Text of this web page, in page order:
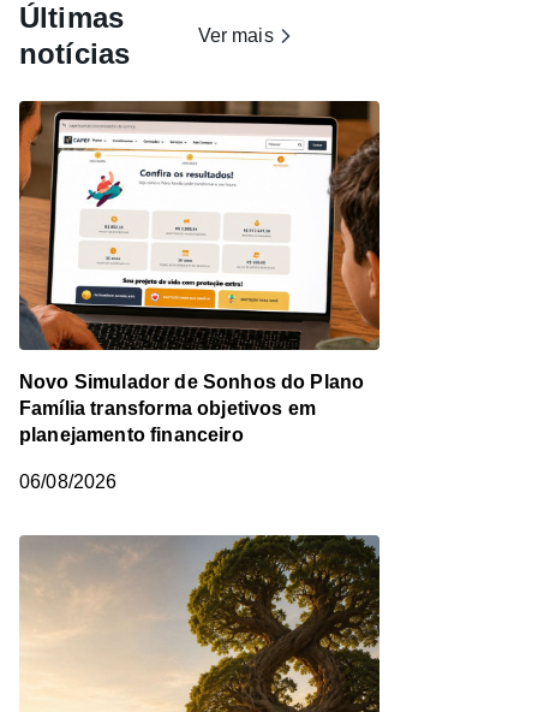
Últimas
notícias
Ver mais
Novo Simulador de Sonhos do Plano
Família transforma objetivos em
planejamento financeiro
06/08/2026